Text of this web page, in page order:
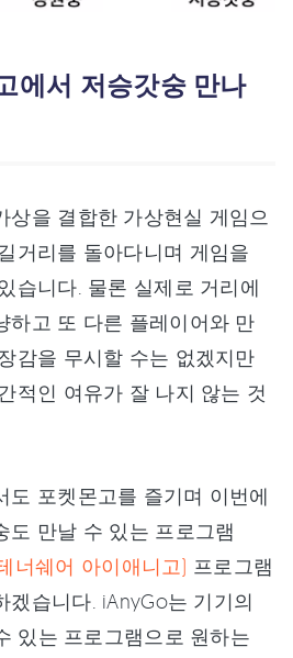
에서 저승갓숭 만나
상을 결합한 가상현실 게임으
거리를 돌아다니며 게임을
습니다. 물론 실제로 거리에
하고 또 다른 플레이어와 만
감을 무시할 수는 없겠지만
적인 여유가 잘 나지 않는 것
도 포켓몬고를 즐기며 이번에
도 만날 수 있는 프로그램
너쉐어 아이애니고) 프로그램
겠습니다. iAnyGo는 기기의
있는 프로그램으로 원하는